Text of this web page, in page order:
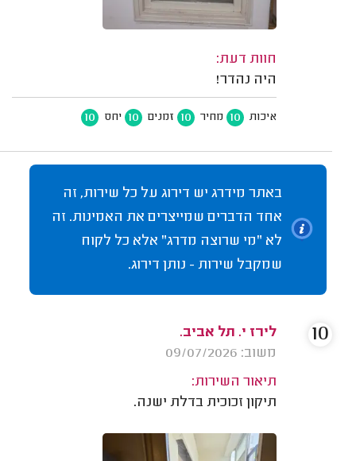
חוות דעת:
היה נהדר!
איכות 10 מחיר 10 זמנים 10 יחס 10
באתר מידרג יש דירוג על כל שירות, זה
אחד הדברים שמייצרים את האמינות. זה
לא "מי שרוצה מדרג" אלא כל לקוח
שמקבל שירות - נותן דירוג.
לירז י. תל אביב.
משוב: 09/07/2026
תיאור השירות:
תיקון זכוכית בדלת ישנה.
10